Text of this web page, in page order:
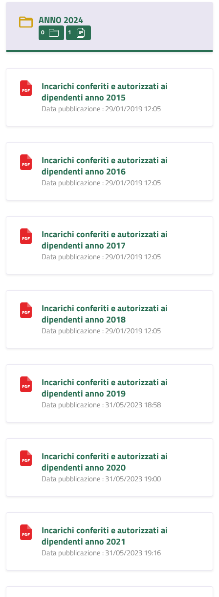
ANNO 2024
0 1
Incarichi conferiti e autorizzati ai
dipendenti anno 2015
Data pubblicazione : 29/01/2019 12:05
Incarichi conferiti e autorizzati ai
dipendenti anno 2016
Data pubblicazione : 29/01/2019 12:05
Incarichi conferiti e autorizzati ai
dipendenti anno 2017
Data pubblicazione : 29/01/2019 12:05
Incarichi conferiti e autorizzati ai
dipendenti anno 2018
Data pubblicazione : 29/01/2019 12:05
Incarichi conferiti e autorizzati ai
dipendenti anno 2019
Data pubblicazione : 31/05/2023 18:58
Incarichi conferiti e autorizzati ai
dipendenti anno 2020
Data pubblicazione : 31/05/2023 19:00
Incarichi conferiti e autorizzati ai
dipendenti anno 2021
Data pubblicazione : 31/05/2023 19:16